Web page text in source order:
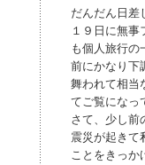
だんだん日差
１９日に無
も個人旅行の
前にかなり下
舞われて相当
てご覧になっ
さて、少し前
震災が起きて
ことをきっか